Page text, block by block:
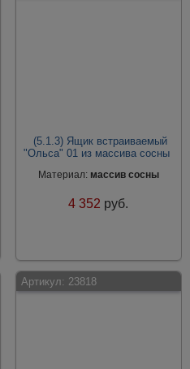
(5.1.3) Ящик встраиваемый
"Ольса" 01 из массива сосны
Материал: массив сосны
4 352 руб.
Артикул: 23818